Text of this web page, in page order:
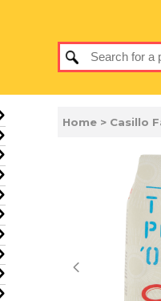
Home > Casillo